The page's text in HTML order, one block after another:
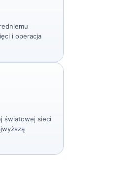
i operacja
światowej sieci